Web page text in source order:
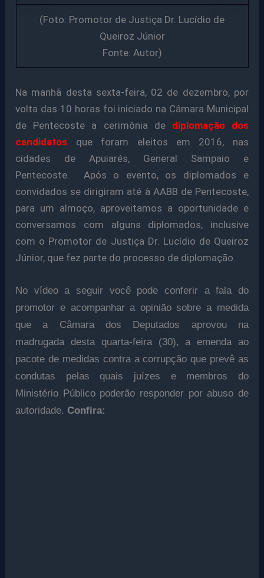
(Foto: Promotor de Justiça Dr. Lucídio de
Queiroz Júnior
Fonte: Autor)
Na manhã desta sexta-feira, 02 de dezembro, por
volta das 10 horas foi iniciado na Câmara Municipal
de Pentecoste a cerimônia de diplomação dos
candidatos que foram eleitos em 2016, nas
cidades de Apuiarés, General Sampaio e
Pentecoste. Após o evento, os diplomados e
convidados se dirigiram até à AABB de Pentecoste,
para um almoço, aproveitamos a oportunidade e
conversamos com alguns diplomados, inclusive
com o Promotor de Justiça Dr. Lucídio de Queiroz
Júnior, que fez parte do processo de diplomação.
No vídeo a seguir você pode conferir a fala do
promotor e acompanhar a opinião sobre a medida
que a Câmara dos Deputados aprovou na
madrugada desta quarta-feira (30), a emenda ao
pacote de medidas contra a corrupção que prevê as
condutas pelas quais juízes e membros do
Ministério Público poderão responder por abuso de
autoridade.Confira: